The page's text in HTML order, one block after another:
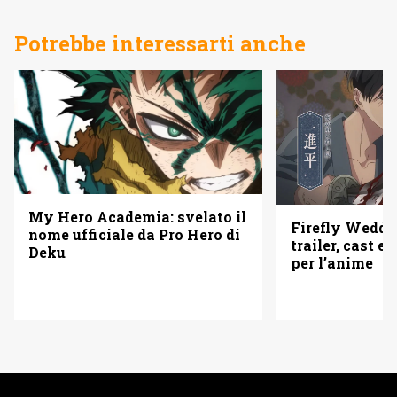
Potrebbe interessarti anche
My Hero Academia: svelato il
nome ufficiale da Pro Hero di
Deku
Firefly
trailer, cast e
per l’anime